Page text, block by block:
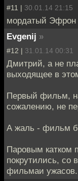
#11 | 30.01.14 21:15
мордатый Эфрон
Evgenij »
#12 | 31.01.14 00:31
Дмитрий, а не
выходящее в
Первый фильм,
сожалению, не
А жаль - фильм
Паровым катком
покрутились,
фильмаи ужасов.